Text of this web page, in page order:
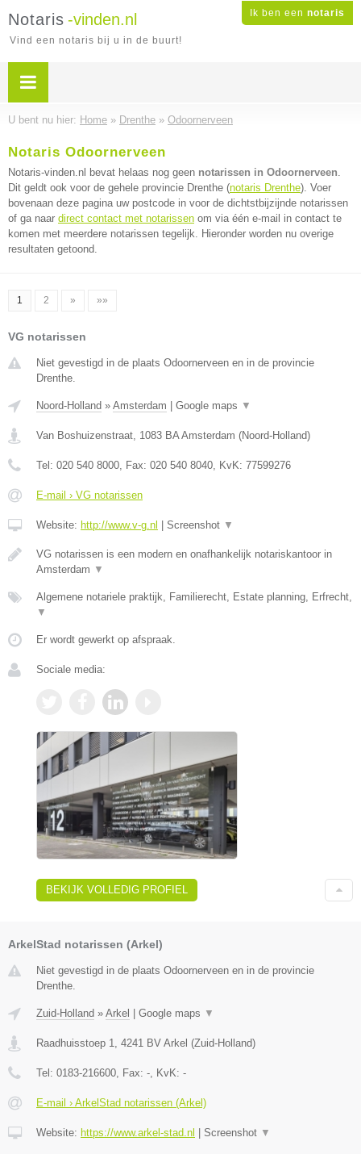
Ik ben een notaris
Notaris -vinden.nl
Vind een notaris bij u in de buurt!
U bent nu hier: Home » Drenthe » Odoornerveen
Notaris Odoornerveen
Notaris-vinden.nl bevat helaas nog geen notarissen in Odoornerveen.
Dit geldt ook voor de gehele provincie Drenthe (notaris Drenthe). Voer
bovenaan deze pagina uw postcode in voor de dichtstbijzijnde notarissen
of ga naar direct contact met notarissen om via één e-mail in contact te
komen met meerdere notarissen tegelijk. Hieronder worden nu overige
resultaten getoond.
1 2 » »»
VG notarissen
Niet gevestigd in de plaats Odoornerveen en in de provincie
Drenthe.
Noord-Holland » Amsterdam Google maps ▼
Van Boshuizenstraat, 1083 BA Amsterdam (Noord-Holland)
Tel: 020 540 8000, Fax: 020 540 8040, KvK: 77599276
E-mail › VG notarissen
Website: http://www.v-g.nl Screenshot ▼
VG notarissen is een modern en onafhankelijk notariskantoor in
Amsterdam ▼
Algemene notariele praktijk, Familierecht, Estate planning, Erfrecht,
▼
Er wordt gewerkt op afspraak.
Sociale media:
BEKIJK VOLLEDIG PROFIEL
ArkelStad notarissen (Arkel)
Niet gevestigd in de plaats Odoornerveen en in de provincie
Drenthe.
Zuid-Holland » Arkel | Google maps ▼
Raadhuisstoep 1 4241 BV Arkel (Zuid-Holland)
Tel: 0183-216600 , Fax: - , KvK: -
E-mail › ArkelStad notarissen (Arkel)
Website: https://www.arkel-stad.nl | Screenshot ▼